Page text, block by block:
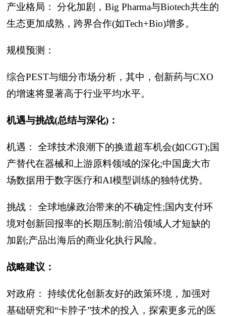
产业格局： 分化加剧，Big Pharma与Biotech共生的
生态更加成熟，跨界合作(如Tech+Bio)增多。
规模预测：
综合PEST与细分市场分析，其中，创新药与CXO
的增速将显著高于行业平均水平。
机遇与挑战(总结与深化)：
机遇： 全球技术浪潮下的换道超车机会(如CGT);国
产替代在器械和上游原料领域的深化;中国庞大市
场数据用于数字医疗和AI模型训练的独特优势。
挑战： 全球地缘政治带来的不确定性;国内支付环
境对创新回报率的长期压制;前沿领域人才短缺的
加剧;产品出海后的商业化执行风险。
战略建议：
对政府： 持续优化创新友好的政策环境，加强对
基础研究和“卡脖子”技术的投入，探索更多元的医